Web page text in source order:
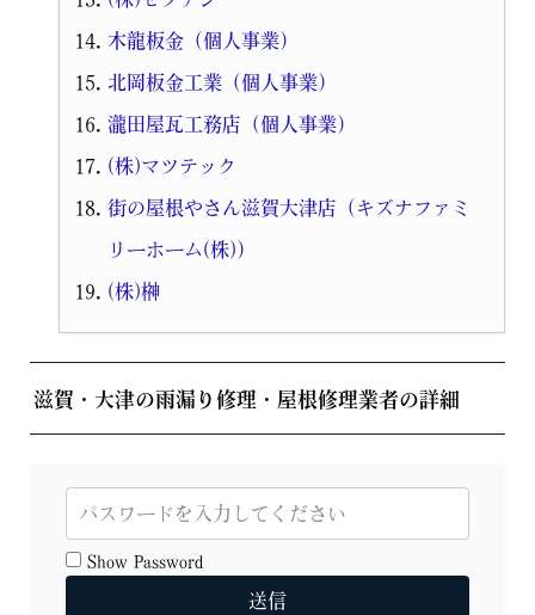
木龍板金（個人事業）
北岡板金工業（個人事業）
瀧田屋瓦工務店（個人事業）
(株)マツテック
街の屋根やさん滋賀大津店（キズナファミ
リーホーム(株)）
(株)榊
滋賀・大津の雨漏り修理・屋根修理業者の詳細
Show Password
送信